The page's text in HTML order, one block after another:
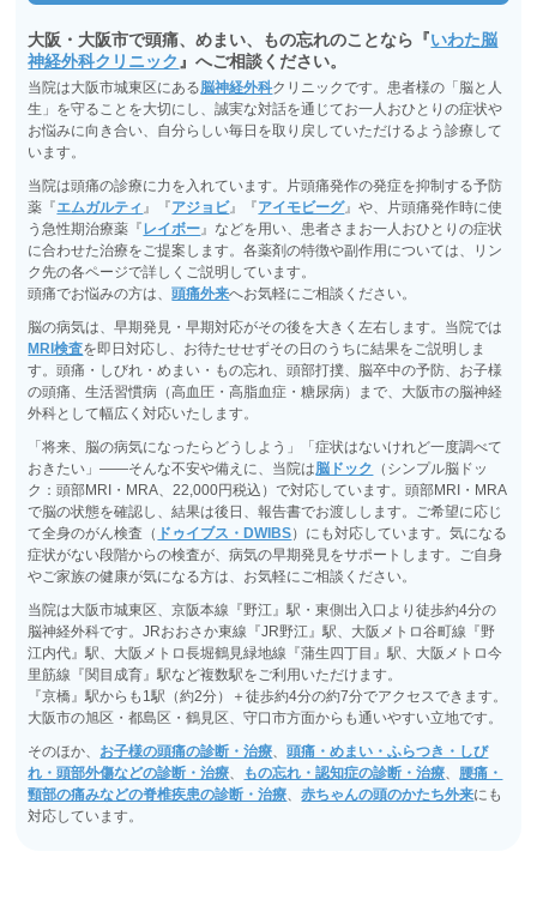
大阪・大阪市で頭痛、めまい、もの忘れのことなら『いわた脳
神経外科クリニック 』へご相談ください。
当院は大阪市城東区にある脳神経外科クリニックです。患者様の「脳と人
生」を守ることを大切にし、誠実な対話を通じてお一人おひとりの症状や
お悩みに向き合い、自分らしい毎日を取り戻していただけるよう診療して
います。
当院は頭痛の診療に力を入れています。片頭痛発作の発症を抑制する予防
薬『エムガルティ 』『アジョビ』『アイモビーグ』や、片頭痛発作時に使
う急性期治療薬『 レイボー』などを用い、患者さまお一人おひとりの症状
に合わせた治療をご提案します。各薬剤の特徴や副作用については、リン
ク先の各ページで詳しくご説明しています。
頭痛でお悩みの方は、頭痛外来へお気軽にご相談ください。
脳の病気は、早期発見・早期対応がその後を大きく左右します。当院では
MRI検査を即日対応し、お待たせせずその日のうちに結果をご説明しま
す。頭痛・しびれ・めまい・もの忘れ、頭部打撲、脳卒中の予防、お子様
の頭痛、生活習慣病（高血圧・高脂血症・糖尿病）まで、大阪市の脳神経
外科として幅広く対応いたします。
「将来、脳の病気になったらどうしよう」「症状はないけれど一度調べて
おきたい」――そんな不安や備えに、当院は脳ドック （シンプル脳ドッ
ク：頭部MRI・MRA、22,000円税込）で対応しています。頭部MRI・MRA
で脳の状態を確認し、結果は後日、報告書でお渡しします。ご希望に応じ
て全身のがん検査（ ドゥイブス・DWIBS）にも対応しています。気になる
症状がない段階からの検査が、病気の早期発見をサポートします。ご自身
やご家族の健康が気になる方は、お気軽にご相談ください。
当院は大阪市城東区、京阪本線『野江』駅・東側出入口より徒歩約4分の
脳神経外科です。JRおおさか東線『JR野江』駅、大阪メトロ谷町線『野
江内代』駅、大阪メトロ長堀鶴見緑地線『蒲生四丁目』駅、大阪メトロ今
里筋線『関目成育』駅など複数駅をご利用いただけます。
『京橋』駅からも1駅（約2分）＋徒歩約4分の約7分でアクセスできます。
大阪市の旭区・都島区・鶴見区、守口市方面からも通いやすい立地です。
そのほか、 お子様の頭痛の診断・治療、頭痛・めまい・ふらつき・しび
れ・頭部外傷などの診断・治療、 もの忘れ・認知症の診断・治療、腰痛・
頸部の痛みなどの脊椎疾患の診断・治療、赤ちゃんの頭のかたち外来にも
対応しています。